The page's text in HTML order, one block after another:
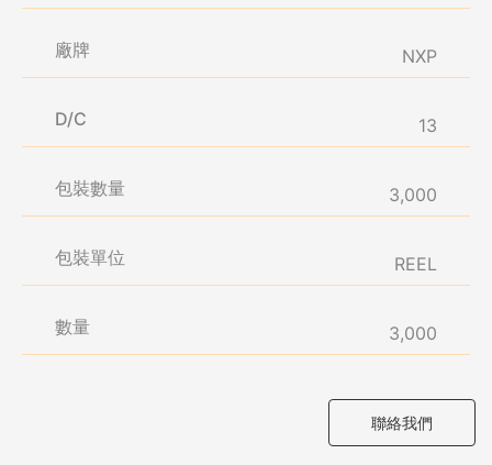
廠牌 NXP
D/C 13
包裝數量 3,000
包裝單位 REEL
數量 3,000
聯絡我們